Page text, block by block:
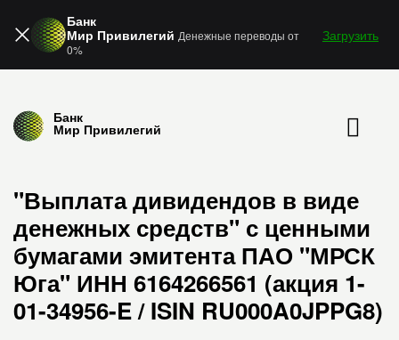
Банк
Мир Привилегий Денежные переводы от
0%
Загрузить
Банк
Мир Привилегий
"Выплата дивидендов в виде
денежных средств" с ценными
бумагами эмитента ПАО "МРСК
Юга" ИНН 6164266561 (акция 1-
01-34956-E / ISIN RU000A0JPPG8)